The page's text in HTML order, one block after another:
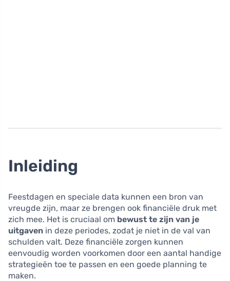
Inleiding
Feestdagen en speciale data kunnen een bron van
vreugde zijn, maar ze brengen ook financiële druk met
zich mee. Het is cruciaal om bewust te zijn van je
uitgaven in deze periodes, zodat je niet in de val van
schulden valt. Deze financiële zorgen kunnen
eenvoudig worden voorkomen door een aantal handige
strategieën toe te passen en een goede planning te
maken.